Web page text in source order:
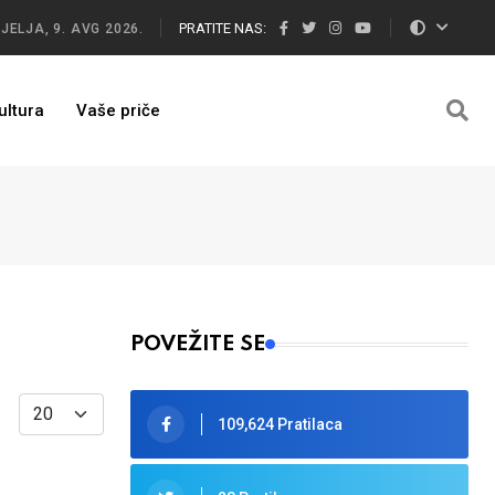
9. AVG 2026. PRATITE NAS:
Vaše priče
Display #
POVEŽITE SE
109,624 Pratilaca